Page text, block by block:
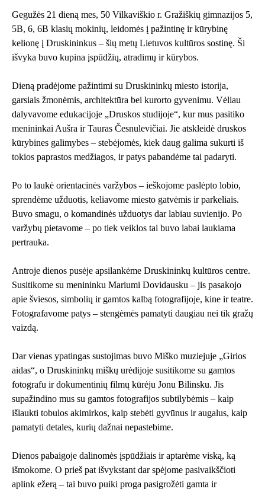
Gegužės 21 dieną mes, 50 Vilkaviškio r. Gražiškių gimnazijos 5,
5B, 6, 6B klasių mokinių, leidomės į pažintinę ir kūrybinę
kelionę į Druskininkus – šių metų Lietuvos kultūros sostinę. Ši
išvyka buvo kupina įspūdžių, atradimų ir kūrybos.
Dieną pradėjome pažintimi su Druskininkų miesto istorija,
garsiais žmonėmis, architektūra bei kurorto gyvenimu. Vėliau
dalyvavome edukacijoje „Druskos studijoje“, kur mus pasitiko
menininkai Aušra ir Tauras Česnulevičiai. Jie atskleidė druskos
kūrybines galimybes – stebėjomės, kiek daug galima sukurti iš
tokios paprastos medžiagos, ir patys pabandėme tai padaryti.
Po to laukė orientacinės varžybos – ieškojome paslėpto lobio,
sprendėme užduotis, keliavome miesto gatvėmis ir parkeliais.
Buvo smagu, o komandinės užduotys dar labiau suvienijo. Po
varžybų pietavome – po tiek veiklos tai buvo labai laukiama
pertrauka.
Antroje dienos pusėje apsilankėme Druskininkų kultūros centre.
Susitikome su menininku Mariumi Dovidausku – jis pasakojo
apie šviesos, simbolių ir gamtos kalbą fotografijoje, kine ir teatre.
Fotografavome patys – stengėmės pamatyti daugiau nei tik gražų
vaizdą.
Dar vienas ypatingas sustojimas buvo Miško muziejuje „Girios
aidas“, o Druskininkų miškų urėdijoje susitikome su gamtos
fotografu ir dokumentinių filmų kūrėju Jonu Bilinsku. Jis
supažindino mus su gamtos fotografijos subtilybėmis – kaip
išlaukti tobulos akimirkos, kaip stebėti gyvūnus ir augalus, kaip
pamatyti detales, kurių dažnai nepastebime.
Dienos pabaigoje dalinomės įspūdžiais ir aptarėme viską, ką
išmokome. O prieš pat išvykstant dar spėjome pasivaikščioti
aplink ežerą – tai buvo puiki proga pasigrožėti gamta ir